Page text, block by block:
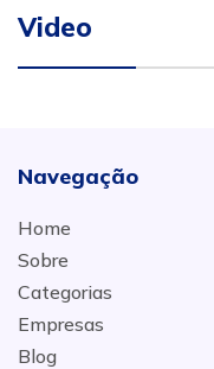
Video
Navegação
Home
Sobre
Categorias
Empresas
Blog